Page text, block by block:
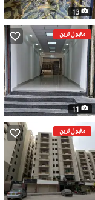
13
مقبول ترین
11
مقبول ترین